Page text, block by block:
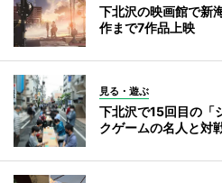
下北沢の映画館で新
作まで7作品上映
見る・遊ぶ
下北沢で15回目の
クゲームの名人と対